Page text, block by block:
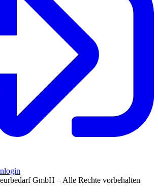
GmbH – Alle Rechte vorbehalten